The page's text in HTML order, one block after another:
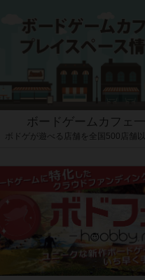
ボードゲームカフェ
ボドゲが遊べる店舗を全国500店舗